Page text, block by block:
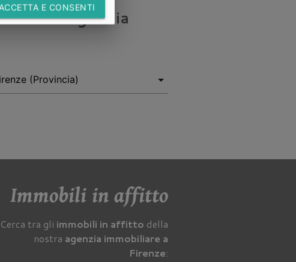
nostraagenzia
Immobili in affitto
Cerca tra gli immobili in affitto della
nostra agenzia immobiliare a
Firenze:
E CONSENTI